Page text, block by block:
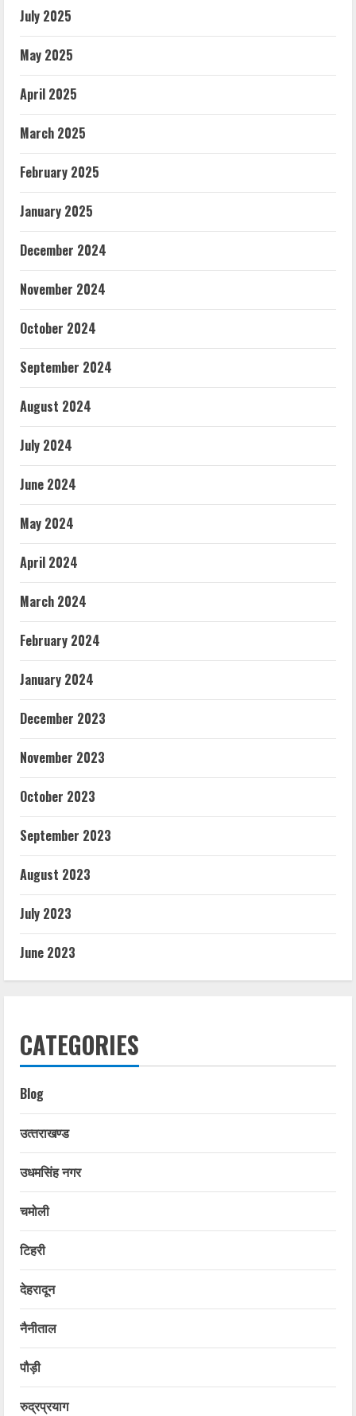
July 2025
May 2025
April 2025
March 2025
February 2025
January 2025
December 2024
November 2024
October 2024
September 2024
August 2024
July 2024
June 2024
May 2024
April 2024
March 2024
February 2024
January 2024
December 2023
November 2023
October 2023
September 2023
August 2023
July 2023
June 2023
CATEGORIES
Blog
उत्‍तराखण्‍ड
उधमसिंह नगर
चमोली
टिहरी
देहरादून
नैनीताल
पौड़ी
रुद्रप्रयाग